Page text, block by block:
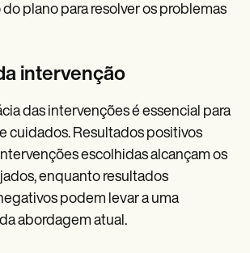
do plano para resolver os problemas
intervenção
das intervenções é essencial para
cuidados. Resultados positivos
escolhidas alcançam os
enquanto resultados
podem levar a uma
abordagem atual.